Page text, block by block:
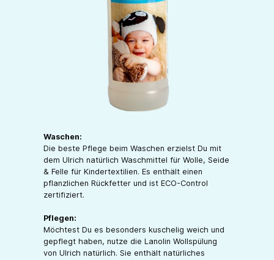
Waschen:
Die beste Pflege beim Waschen erzielst Du mit
dem Ulrich natürlich Waschmittel für Wolle, Seide
& Felle für Kindertextilien. Es enthält einen
pflanzlichen Rückfetter und ist ECO-Control
zertifiziert.
Pflegen:
Möchtest Du es besonders kuschelig weich und
gepflegt haben, nutze die Lanolin Wollspülung
von Ulrich natürlich. Sie enthält natürliches